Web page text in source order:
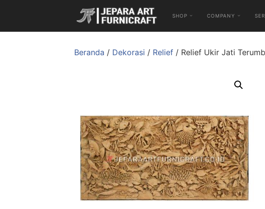
SHOP COMPANY
Beranda / Dekorasi / Relief / Relief Ukir Jati